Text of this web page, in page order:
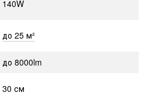
140W
до 25 м²
до 8000lm
30 см